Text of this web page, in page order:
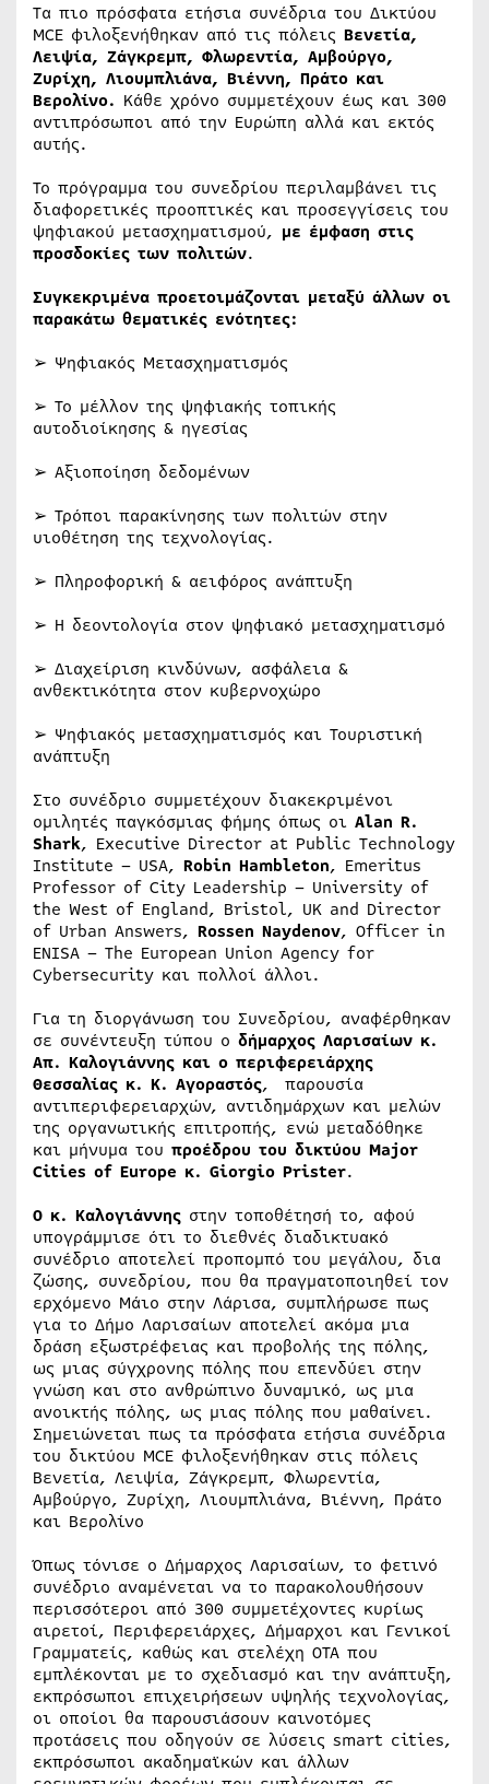
Τα πιο πρόσφατα ετήσια συνέδρια του Δικτύου
MCE φιλοξενήθηκαν από τις πόλεις Βενετία,
Λειψία, Ζάγκρεμπ, Φλωρεντία, Αμβούργο,
Ζυρίχη, Λιουμπλιάνα, Βιέννη, Πράτο και
Βερολίνο. Κάθε χρόνο συμμετέχουν έως και 300
αντιπρόσωποι από την Ευρώπη αλλά και εκτός
αυτής.
Το πρόγραμμα του συνεδρίου περιλαμβάνει τις
διαφορετικές προοπτικές και προσεγγίσεις του
ψηφιακού μετασχηματισμού, με έμφαση στις
προσδοκίες των πολιτών.
Συγκεκριμένα προετοιμάζονται μεταξύ άλλων οι
παρακάτω θεματικές ενότητες:
➢ Ψηφιακός Μετασχηματισμός
➢ Το μέλλον της ψηφιακής τοπικής
αυτοδιοίκησης & ηγεσίας
➢ Αξιοποίηση δεδομένων
➢ Τρόποι παρακίνησης των πολιτών στην
υιοθέτηση της τεχνολογίας.
➢ Πληροφορική & αειφόρος ανάπτυξη
➢ Η δεοντολογία στον ψηφιακό μετασχηματισμό
➢ Διαχείριση κινδύνων, ασφάλεια &
ανθεκτικότητα στον κυβερνοχώρο
➢ Ψηφιακός μετασχηματισμός και Τουριστική
ανάπτυξη
Στο συνέδριο συμμετέχουν διακεκριμένοι
ομιλητές παγκόσμιας φήμης όπως οι Alan R.
Shark, Executive Director at Public Technology
Institute – USA, Robin Hambleton, Emeritus
Professor of City Leadership – University of
the West of England, Bristol, UK and Director
of Urban Answers, Rossen Naydenov, Officer in
ENISA – The European Union Agency for
Cybersecurity και πολλοί άλλοι.
Για τη διοργάνωση του Συνεδρίου, αναφέρθηκαν
σε συνέντευξη τύπου ο δήμαρχος Λαρισαίων κ.
Απ. Καλογιάννης και ο περιφερειάρχης
Θεσσαλίας κ. Κ. Αγοραστός, παρουσία
αντιπεριφερειαρχών, αντιδημάρχων και μελών
της οργανωτικής επιτροπής, ενώ μεταδόθηκε
και μήνυμα του προέδρου του δικτύου Major
Cities of Europe κ. Giorgio Prister.
Ο κ. Καλογιάννης στην τοποθέτησή το, αφού
υπογράμμισε ότι το διεθνές διαδικτυακό
συνέδριο αποτελεί προπομπό του μεγάλου, δια
ζώσης, συνεδρίου, που θα πραγματοποιηθεί τον
ερχόμενο Μάιο στην Λάρισα, συμπλήρωσε πως
για το Δήμο Λαρισαίων αποτελεί ακόμα μια
δράση εξωστρέφειας και προβολής της πόλης,
ως μιας σύγχρονης πόλης που επενδύει στην
γνώση και στο ανθρώπινο δυναμικό, ως μια
ανοικτής πόλης, ως μιας πόλης που μαθαίνει.
Σημειώνεται πως τα πρόσφατα ετήσια συνέδρια
του δικτύου MCE φιλοξενήθηκαν στις πόλεις
Βενετία, Λειψία, Ζάγκρεμπ, Φλωρεντία,
Αμβούργο, Ζυρίχη, Λιουμπλιάνα, Βιέννη, Πράτο
και Βερολίνο
Όπως τόνισε ο Δήμαρχος Λαρισαίων, το φετινό
συνέδριο αναμένεται να το παρακολουθήσουν
περισσότεροι από 300 συμμετέχοντες κυρίως
αιρετοί, Περιφερειάρχες, Δήμαρχοι και Γενικοί
Γραμματείς, καθώς και στελέχη ΟΤΑ που
εμπλέκονται με το σχεδιασμό και την ανάπτυξη,
εκπρόσωποι επιχειρήσεων υψηλής τεχνολογίας,
οι οποίοι θα παρουσιάσουν καινοτόμες
προτάσεις που οδηγούν σε λύσεις smart cities,
εκπρόσωποι ακαδημαϊκών και άλλων